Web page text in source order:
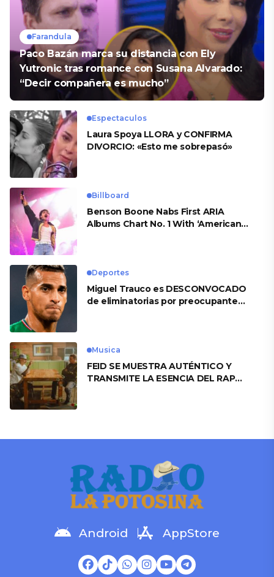
Farandula
Paco Bazán marca su distancia con Ely
Yutronic tras romance con Susana Alvarado:
“Decir compañera es mucho”
Espectaculos
Laura Spoya LLORA y CONFIRMA
DIVORCIO: «Esto me sobrepasó»
Billboard
Benson Boone Nabs First ARIA
Albums Chart No. 1 With ‘American
Deportes
Miguel Trauco es DESCONVOCADO
de eliminatorias por preocupante
Musica
FEID SE MUESTRA AUTÉNTICO Y
TRANSMITE LA ESENCIA DEL RAP
Android AppStore